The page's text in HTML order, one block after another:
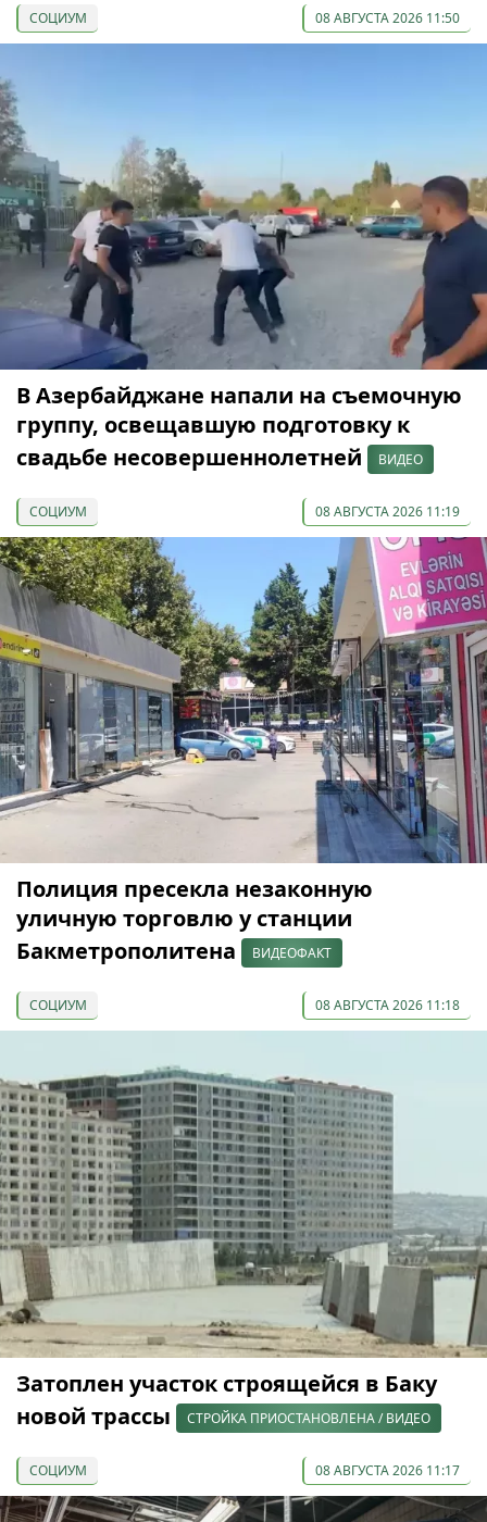
СОЦИУМ 08 АВГУСТА 2026 11:50
В Азербайджане напали на съемочную
группу, освещавшую подготовку к
свадьбе несовершеннолетней
ВИДЕО
СОЦИУМ 08 АВГУСТА 2026 11:19
Полиция пресекла незаконную
уличную торговлю у станции
Бакметрополитена
ВИДЕОФАКТ
СОЦИУМ 08 АВГУСТА 2026 11:18
Затоплен участок строящейся в Баку
новой трассы
СТРОЙКА ПРИОСТАНОВЛЕНА / ВИДЕО
СОЦИУМ 08 АВГУСТА 2026 11:17